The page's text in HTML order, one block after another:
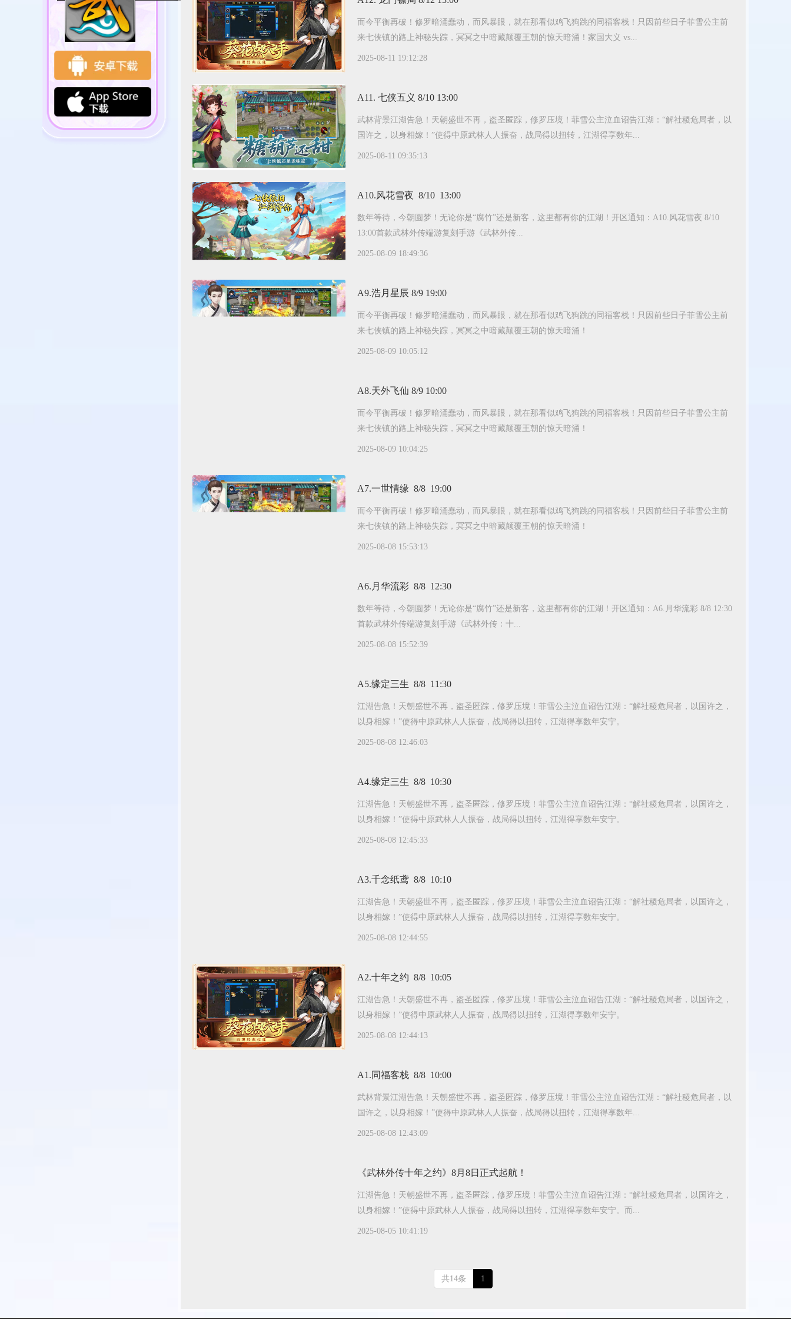
而今平衡再破！修罗暗涌蠢动，而风暴眼，就在那看似鸡飞狗跳的同福客栈！只因前些日子菲雪公主前
来七侠镇的路上神秘失踪，冥冥之中暗藏颠覆王朝的惊天暗涌！家国大义 vs...
2025-08-11 19:12:28
A11. 七侠五义 8/10 13:00
武林背景江湖告急！天朝盛世不再，盗圣匿踪，修罗压境！菲雪公主泣血诏告江湖：“解社稷危局者，以
国许之，以身相嫁！”使得中原武林人人振奋，战局得以扭转，江湖得享数年...
2025-08-11 09:35:13
A10.风花雪夜 8/10 13:00
数年等待，今朝圆梦！无论你是“腐竹”还是新客，这里都有你的江湖！开区通知：A10.风花雪夜 8/10
13:00首款武林外传端游复刻手游《武林外传...
2025-08-09 18:49:36
A9.浩月星辰 8/9 19:00
而今平衡再破！修罗暗涌蠢动，而风暴眼，就在那看似鸡飞狗跳的同福客栈！只因前些日子菲雪公主前
来七侠镇的路上神秘失踪，冥冥之中暗藏颠覆王朝的惊天暗涌！
2025-08-09 10:05:12
A8.天外飞仙 8/9 10:00
而今平衡再破！修罗暗涌蠢动，而风暴眼，就在那看似鸡飞狗跳的同福客栈！只因前些日子菲雪公主前
来七侠镇的路上神秘失踪，冥冥之中暗藏颠覆王朝的惊天暗涌！
2025-08-09 10:04:25
A7.一世情缘 8/8 19:00
而今平衡再破！修罗暗涌蠢动，而风暴眼，就在那看似鸡飞狗跳的同福客栈！只因前些日子菲雪公主前
来七侠镇的路上神秘失踪，冥冥之中暗藏颠覆王朝的惊天暗涌！
2025-08-08 15:53:13
A6.月华流彩 8/8 12:30
数年等待，今朝圆梦！无论你是“腐竹”还是新客，这里都有你的江湖！开区通知：A6.月华流彩 8/8 12:30
首款武林外传端游复刻手游《武林外传：十...
2025-08-08 15:52:39
A5.缘定三生 8/8 11:30
江湖告急！天朝盛世不再，盗圣匿踪，修罗压境！菲雪公主泣血诏告江湖：“解社稷危局者，以国许之，
以身相嫁！”使得中原武林人人振奋，战局得以扭转，江湖得享数年安宁。
2025-08-08 12:46:03
A4.缘定三生 8/8 10:30
江湖告急！天朝盛世不再，盗圣匿踪，修罗压境！菲雪公主泣血诏告江湖：“解社稷危局者，以国许之，
以身相嫁！”使得中原武林人人振奋，战局得以扭转，江湖得享数年安宁。
2025-08-08 12:45:33
A3.千念纸鸢 8/8 10:10
江湖告急！天朝盛世不再，盗圣匿踪，修罗压境！菲雪公主泣血诏告江湖：“解社稷危局者，以国许之，
以身相嫁！”使得中原武林人人振奋，战局得以扭转，江湖得享数年安宁。
2025-08-08 12:44:55
A2.十年之约 8/8 10:05
江湖告急！天朝盛世不再，盗圣匿踪，修罗压境！菲雪公主泣血诏告江湖：“解社稷危局者，以国许之，
以身相嫁！”使得中原武林人人振奋，战局得以扭转，江湖得享数年安宁。
2025-08-08 12:44:13
A1.同福客栈 8/8 10:00
武林背景江湖告急！天朝盛世不再，盗圣匿踪，修罗压境！菲雪公主泣血诏告江湖：“解社稷危局者，以
国许之，以身相嫁！”使得中原武林人人振奋，战局得以扭转，江湖得享数年...
2025-08-08 12:43:09
《武林外传十年之约》8月8日正式起航！
江湖告急！天朝盛世不再，盗圣匿踪，修罗压境！菲雪公主泣血诏告江湖：“解社稷危局者，以国许之，
以身相嫁！”使得中原武林人人振奋，战局得以扭转，江湖得享数年安宁。而...
2025-08-05 10:41:19
共14条 1